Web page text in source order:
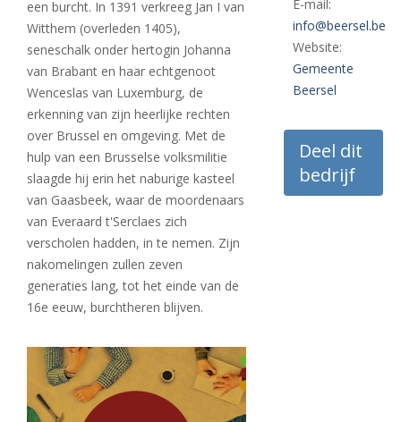
een burcht. In 1391 verkreeg Jan I van
Witthem (overleden 1405),
seneschalk onder hertogin Johanna
van Brabant en haar echtgenoot
Wenceslas van Luxemburg, de
erkenning van zijn heerlijke rechten
over Brussel en omgeving. Met de
hulp van een Brusselse volksmilitie
slaagde hij erin het naburige kasteel
van Gaasbeek, waar de moordenaars
van Everaard t'Serclaes zich
verscholen hadden, in te nemen. Zijn
nakomelingen zullen zeven
generaties lang, tot het einde van de
16e eeuw, burchtheren blijven.
E-mail:
info@beersel.be
Website:
Gemeente
Beersel
Deel dit
bedrijf